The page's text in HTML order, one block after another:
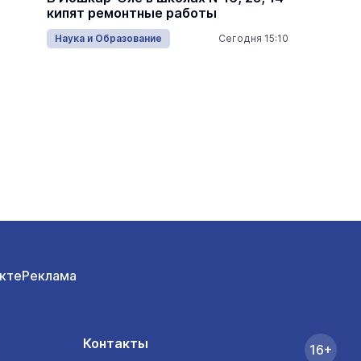
кипят ремонтные работы
Наука и Образование Сегодня 15:10
Реклама
Контакты 16+